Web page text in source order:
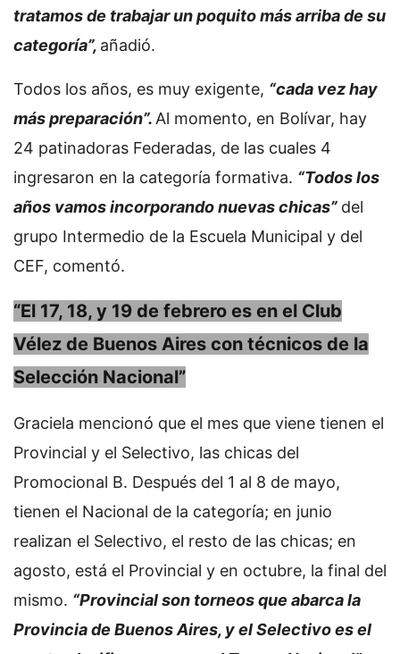
tratamos de trabajar un poquito más arriba de su
categoría”, añadió.
Todos los años, es muy exigente, “cada vez hay
más preparación”. Al momento, en Bolívar, hay
24 patinadoras Federadas, de las cuales 4
ingresaron en la categoría formativa. “Todos los
años vamos incorporando nuevas chicas” del
grupo Intermedio de la Escuela Municipal y del
CEF, comentó.
“El 17, 18, y 19 de febrero es en el Club
Vélez de Buenos Aires con técnicos de la
Selección Nacional”
Graciela mencionó que el mes que viene tienen el
Provincial y el Selectivo, las chicas del
Promocional B. Después del 1 al 8 de mayo,
tienen el Nacional de la categoría; en junio
realizan el Selectivo, el resto de las chicas; en
agosto, está el Provincial y en octubre, la final del
mismo. “Provincial son torneos que abarca la
Provincia de Buenos Aires, y el Selectivo es el